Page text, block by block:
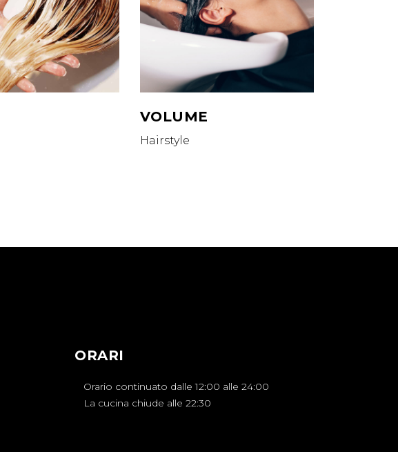
VOLUME
Hairstyle
ORARI
Orario continuato dalle 12:00 alle 24:00
La cucina chiude alle 22:30